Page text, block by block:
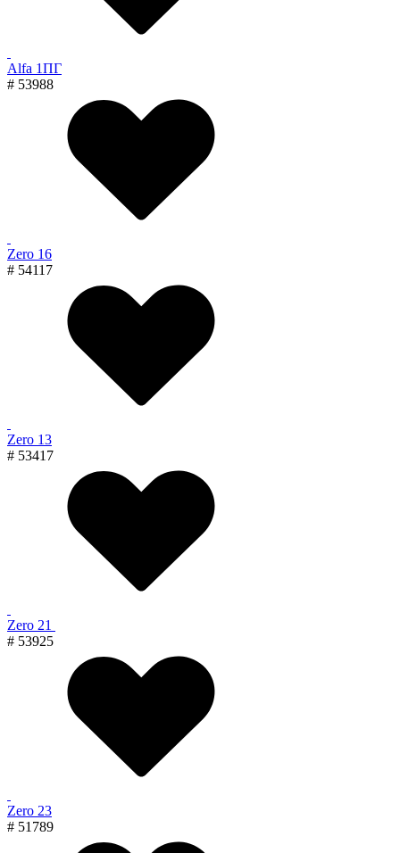
Alfa 1ПГ
# 53988
Zero 16
# 54117
Zero 13
# 53417
Zero 21
# 53925
Zero 23
# 51789